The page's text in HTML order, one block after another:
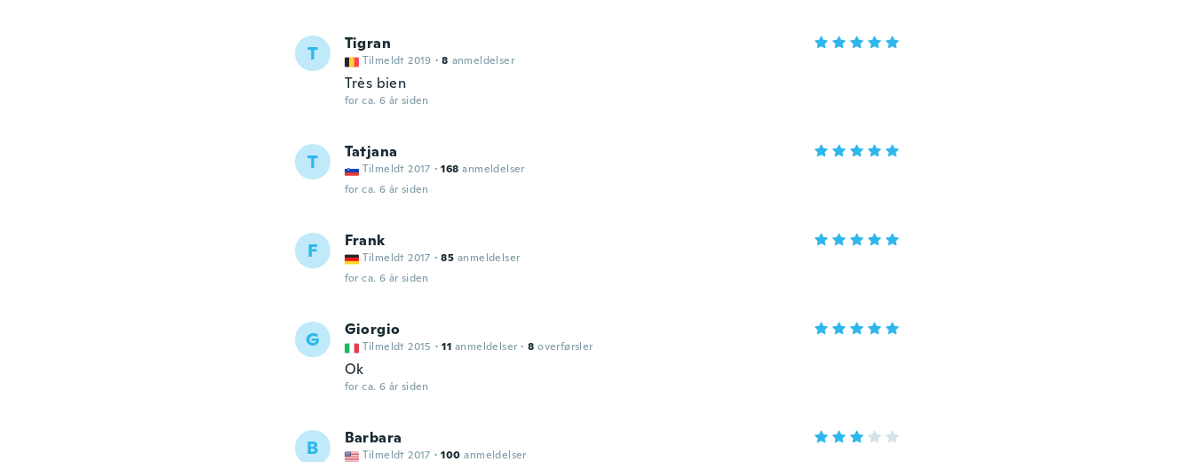
T Tigran
Tilmeldt 2019 · 8 anmeldelser
Très bien
for ca. 6 år siden
T Tatjana
Tilmeldt 2017 · 168 anmeldelser
for ca. 6 år siden
F Frank
Tilmeldt 2017 · 85 anmeldelser
for ca. 6 år siden
G Giorgio
Tilmeldt 2015 · 11 anmeldelser · 8 overførsler
Ok
for ca. 6 år siden
B Barbara
Tilmeldt 2017 · 100 anmeldelser